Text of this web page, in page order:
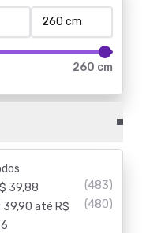
260 cm
39,88
(483)
39,90 até R$
(480)